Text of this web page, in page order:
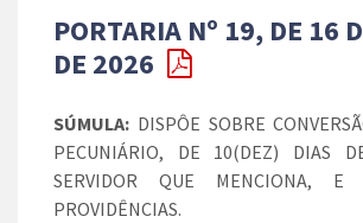
PORTARIA Nº 19, DE 16
DE 2026
SÚMULA: DISPÔE SOBRE
PECUNIÁRIO, DE 10(DEZ) DIAS
SERVIDOR QUE MENCIONA, E
PROVIDÊNCIAS.